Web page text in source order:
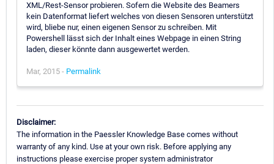
XML/Rest-Sensor probieren. Sofern die Website des Beamers
kein Datenformat liefert welches von diesen Sensoren unterstützt
wird, bliebe nur, einen eigenen Sensor zu schreiben. Mit
Powershell lässt sich der Inhalt eines Webpage in einen String
laden, dieser könnte dann ausgewertet werden.
Mar, 2015 - Permalink
Disclaimer:
The information in the Paessler Knowledge Base comes without
warranty of any kind. Use at your own risk. Before applying any
instructions please exercise proper system administrator